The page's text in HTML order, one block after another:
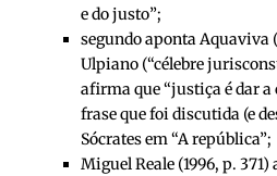
e do justo”;
segundo aponta Aquaviva
Ulpiano (“célebre
afirma que “justiça é dar a
frase que foi discutida (e
Sócrates em “A república”;
Miguel Reale (1996, p.